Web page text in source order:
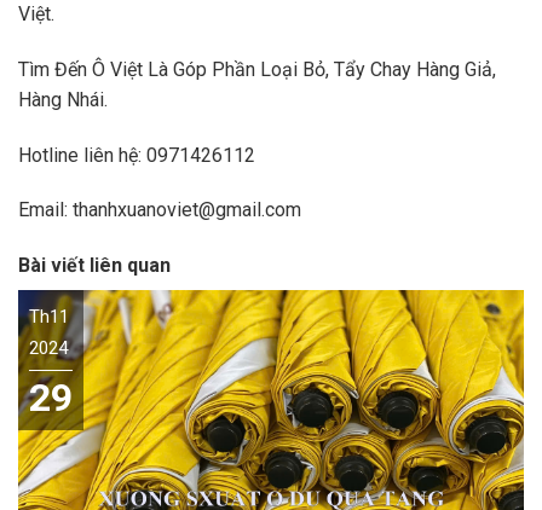
Việt.
Tìm Đến Ô Việt Là Góp Phần Loại Bỏ, Tẩy Chay Hàng Giả,
Hàng Nhái.
Hotline liên hệ: 0971426112
Email: thanhxuanoviet@gmail.com
Bài viết liên quan
Th11
2024
29